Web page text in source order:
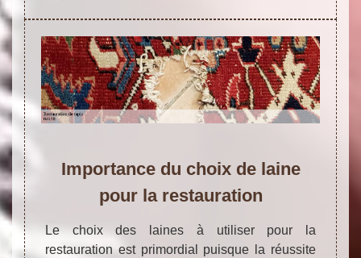
Importance du choix de laine
pour la restauration
Le choix des laines à utiliser pour la
restauration est primordial puisque la réussite